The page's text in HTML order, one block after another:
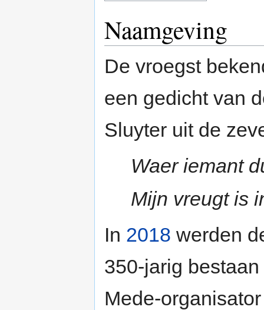
Naamgeving
De vroegst
een gedicht van
Sluyter uit de
Waer iemant
Mijn vreugt is
In 2018 werden
350-jarig
Mede-